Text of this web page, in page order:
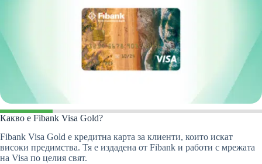
Какво е Fibank Visa Gold?
Fibank Visa Gold е кредитна карта за клиенти, които искат
високи предимства. Тя е издадена от Fibank и работи с мрежата
на Visa по целия свят.